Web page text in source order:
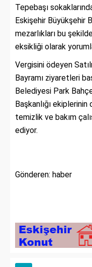
Tepebaşı
Eskişehir Büyükşehir
mezarlıkları bu
eksikliği olarak
Vergisini ödeyen
Bayramı ziyaretleri
Belediyesi Park
Başkanlığı
temizlik ve bakım
ediyor.
Gönderen: haber